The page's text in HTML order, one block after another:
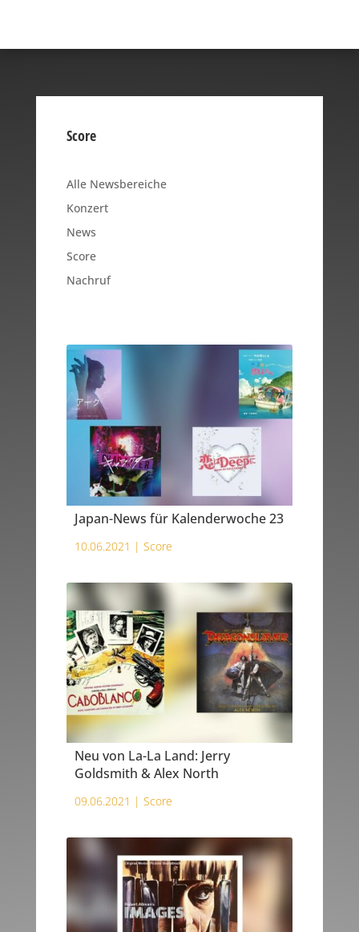
Score
Alle Newsbereiche
Konzert
News
Score
Nachruf
Japan-News für Kalenderwoche 23
10.06.2021 | Score
Neu von La-La Land: Jerry
Goldsmith & Alex North
09.06.2021 | Score